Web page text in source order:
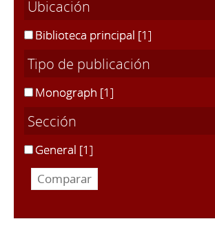
Ubicación
Biblioteca principal [1]
Tipo de publicación
Monograph [1]
Sección
General [1]